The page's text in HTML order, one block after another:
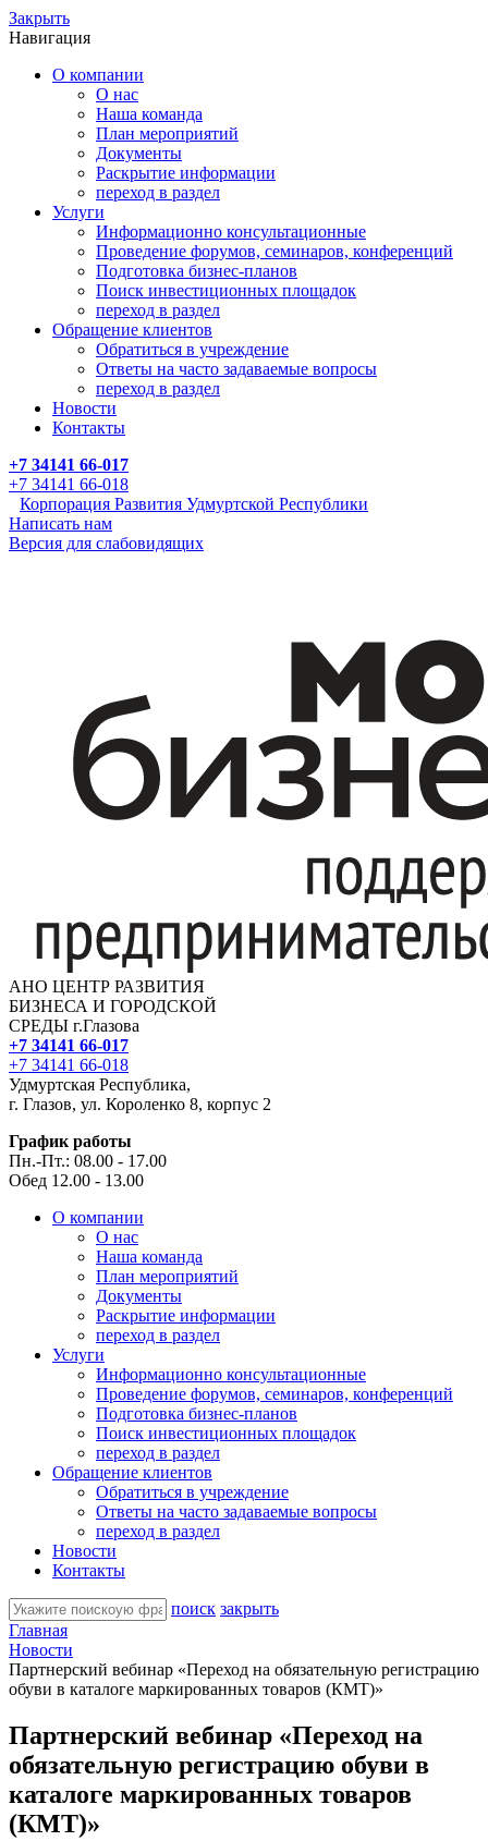
Закрыть
Навигация
О компании
О нас
Наша команда
План мероприятий
Документы
Раскрытие информации
переход в раздел
Услуги
Информационно консультационные
Проведение форумов, семинаров, конференций
Подготовка бизнес-планов
Поиск инвестиционных площадок
переход в раздел
Обращение клиентов
Обратиться в учреждение
Ответы на часто задаваемые вопросы
переход в раздел
Новости
Контакты
+7 34141 66-017
+7 34141 66-018
Корпорация Развития Удмуртской Республики
Написать нам
Версия для слабовидящих
АНО ЦЕНТР РАЗВИТИЯ
БИЗНЕСА И ГОРОДСКОЙ
СРЕДЫ г.Глазова
+7 34141 66-017
+7 34141 66-018
Удмуртская Республика,
г. Глазов, ул. Короленко 8, корпус 2
График работы
Пн.-Пт.: 08.00 - 17.00
Обед 12.00 - 13.00
О компании
О нас
Наша команда
План мероприятий
Документы
Раскрытие информации
переход в раздел
Услуги
Информационно консультационные
Проведение форумов, семинаров, конференций
Подготовка бизнес-планов
Поиск инвестиционных площадок
переход в раздел
Обращение клиентов
Обратиться в учреждение
Ответы на часто задаваемые вопросы
переход в раздел
Новости
Контакты
поиск закрыть
Главная
Новости
Партнерский вебинар «Переход на обязательную регистрацию
обуви в каталоге маркированных товаров (КМТ)»
Партнерский вебинар «Переход на
обязательную регистрацию обуви в
каталоге маркированных товаров
(КМТ)»